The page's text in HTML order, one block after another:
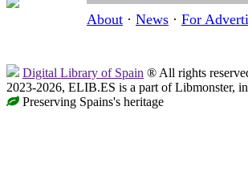
About · News · For
Digital Library of Spain ® All rights
2023-2026, ELIB.ES is a part of Libmonster,
Preserving Spains's heritage